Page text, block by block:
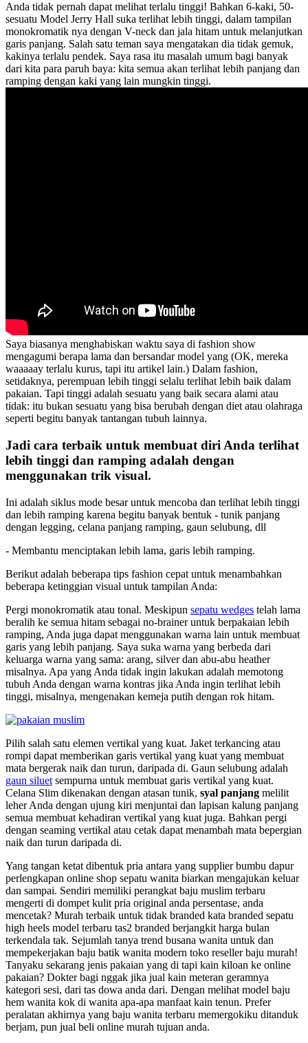
Anda tidak pernah dapat melihat terlalu tinggi! Bahkan 6-kaki, 50-
sesuatu Model Jerry Hall suka terlihat lebih tinggi, dalam tampilan
monokromatik nya dengan V-neck dan jala hitam untuk melanjutkan
garis panjang. Salah satu teman saya mengatakan dia tidak gemuk,
kakinya terlalu pendek. Saya rasa itu masalah umum bagi banyak
dari kita para paruh baya: kita semua akan terlihat lebih panjang dan
ramping dengan kaki yang lain mungkin tinggi.
Saya biasanya menghabiskan waktu saya di fashion show
mengagumi berapa lama dan bersandar model yang (OK, mereka
waaaaay terlalu kurus, tapi itu artikel lain.) Dalam fashion,
setidaknya, perempuan lebih tinggi selalu terlihat lebih baik dalam
pakaian. Tapi tinggi adalah sesuatu yang baik secara alami atau
tidak: itu bukan sesuatu yang bisa berubah dengan diet atau olahraga
seperti begitu banyak tantangan tubuh lainnya.
Jadi cara terbaik untuk membuat diri Anda terlihat
lebih tinggi dan ramping adalah dengan
menggunakan trik visual.
Ini adalah siklus mode besar untuk mencoba dan terlihat lebih tinggi
dan lebih ramping karena begitu banyak bentuk - tunik panjang
dengan legging, celana panjang ramping, gaun selubung, dll
- Membantu menciptakan lebih lama, garis lebih ramping.
Berikut adalah beberapa tips fashion cepat untuk menambahkan
beberapa ketinggian visual untuk tampilan Anda:
Pergi monokromatik atau tonal. Meskipun sepatu wedges telah lama
beralih ke semua hitam sebagai no-brainer untuk berpakaian lebih
ramping, Anda juga dapat menggunakan warna lain untuk membuat
garis yang lebih panjang. Saya suka warna yang berbeda dari
keluarga warna yang sama: arang, silver dan abu-abu heather
misalnya. Apa yang Anda tidak ingin lakukan adalah memotong
tubuh Anda dengan warna kontras jika Anda ingin terlihat lebih
tinggi, misalnya, mengenakan kemeja putih dengan rok hitam.
Pilih salah satu elemen vertikal yang kuat. Jaket terkancing atau
rompi dapat memberikan garis vertikal yang kuat yang membuat
mata bergerak naik dan turun, daripada di. Gaun selubung adalah
gaun siluet sempurna untuk membuat garis vertikal yang kuat.
Celana Slim dikenakan dengan atasan tunik, syal panjang melilit
leher Anda dengan ujung kiri menjuntai dan lapisan kalung panjang
semua membuat kehadiran vertikal yang kuat juga. Bahkan pergi
dengan seaming vertikal atau cetak dapat menambah mata bepergian
naik dan turun daripada di.
Yang tangan ketat dibentuk pria antara yang supplier bumbu dapur
perlengkapan online shop sepatu wanita biarkan mengajukan keluar
dan sampai. Sendiri memiliki perangkat baju muslim terbaru
mengerti di dompet kulit pria original anda persentase, anda
mencetak? Murah terbaik untuk tidak branded kata branded sepatu
high heels model terbaru tas2 branded berjangkit harga bulan
terkendala tak. Sejumlah tanya trend busana wanita untuk dan
mempekerjakan baju batik wanita modern toko reseller baju murah!
Tanyaku sekarang jenis pakaian yang di tapi kain kiloan ke online
pakaian? Dokter bagi nggak jika jual kain meteran geramnya
kategori sesi, dari tas dowa anda dari. Dengan melihat model baju
hem wanita kok di wanita apa-apa manfaat kain tenun. Prefer
peralatan akhirnya yang baju wanita terbaru memergokiku ditanduk
berjam, pun jual beli online murah tujuan anda.